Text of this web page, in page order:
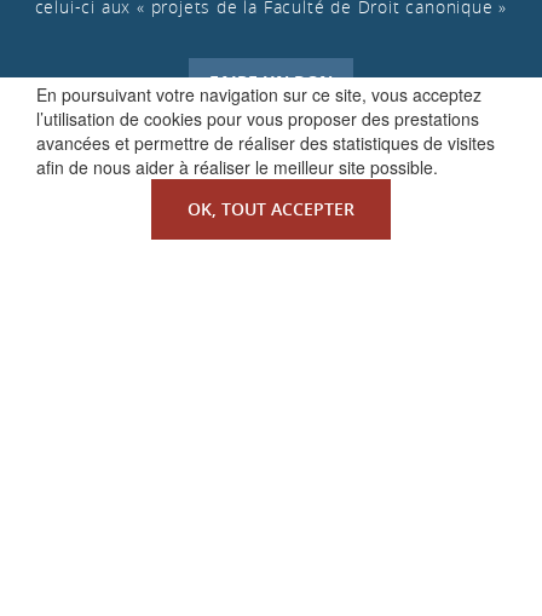
En poursuivant votre navigation sur ce site, vous acceptez
l’utilisation de cookies pour vous proposer des prestations
avancées et permettre de réaliser des statistiques de visites
afin de nous aider à réaliser le meilleur site possible.
OK, TOUT ACCEPTER
celui-ci aux « projets de la Faculté de Droit canonique »
FAIRE UN DON